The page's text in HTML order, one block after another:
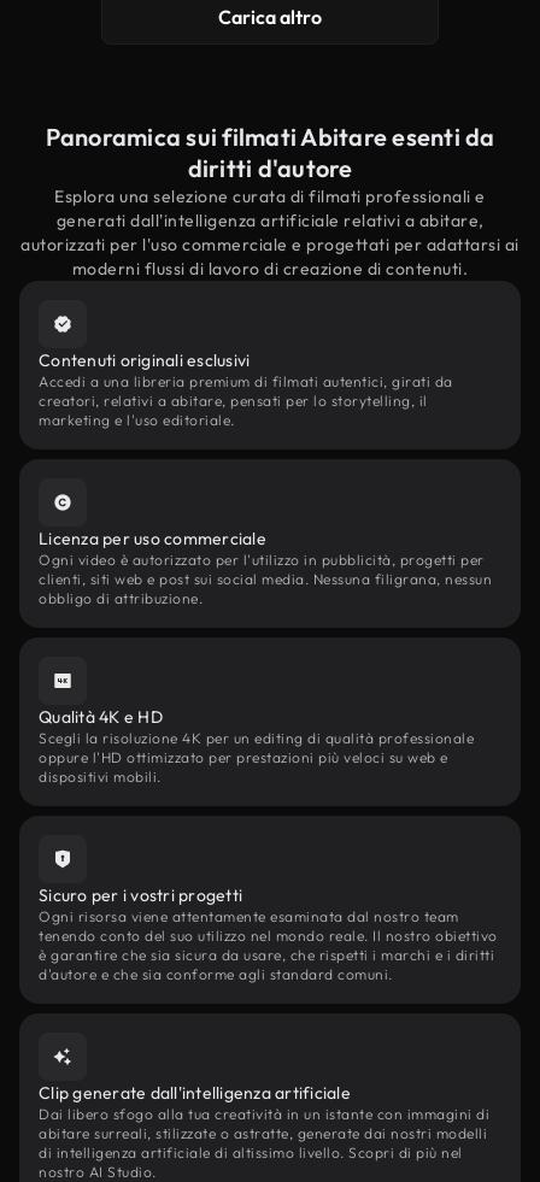
Carica altro
Panoramica sui filmati Abitare esenti da
diritti d'autore
Esplora una selezione curata di filmati professionali e
generati dall'intelligenza artificiale relativi a abitare,
autorizzati per l'uso commerciale e progettati per adattarsi ai
moderni flussi di lavoro di creazione di contenuti.
Contenuti originali esclusivi
Accedi a una libreria premium di filmati autentici, girati da
creatori, relativi a abitare, pensati per lo storytelling, il
marketing e l'uso editoriale.
Licenza per uso commerciale
Ogni video è autorizzato per l'utilizzo in pubblicità, progetti per
clienti, siti web e post sui social media. Nessuna filigrana, nessun
obbligo di attribuzione.
Qualità 4K e HD
Scegli la risoluzione 4K per un editing di qualità professionale
oppure l'HD ottimizzato per prestazioni più veloci su web e
dispositivi mobili.
Sicuro per i vostri progetti
Ogni risorsa viene attentamente esaminata dal nostro team
tenendo conto del suo utilizzo nel mondo reale. Il nostro obiettivo
è garantire che sia sicura da usare, che rispetti i marchi e i diritti
d'autore e che sia conforme agli standard comuni.
Clip generate dall'intelligenza artificiale
Dai libero sfogo alla tua creatività in un istante con immagini di
abitare surreali, stilizzate o astratte, generate dai nostri modelli
di intelligenza artificiale di altissimo livello. Scopri di più nel
nostro AI Studio.